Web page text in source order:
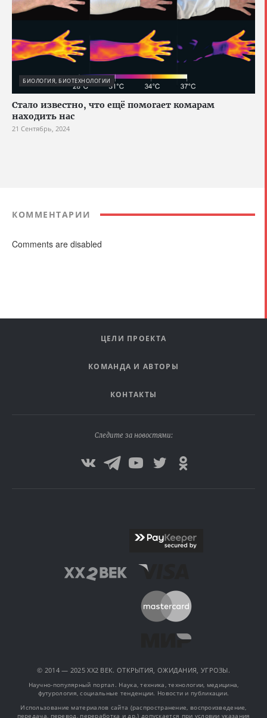
БИОЛОГИЯ, БИОТЕХНОЛОГИИ
Стало известно, что ещё помогает комарам
находить нас
21 Сентябрь, 2024
КОММЕНТАРИИ
Comments are disabled
ЦЕЛИ ПРОЕКТА
КОМАНДА И АВТОРЫ
КОНТАКТЫ
Следите за новостями:
© 2014 — 2025 XX2 ВЕК. ОТКРЫТИЯ, ОЖИДАНИЯ, УГРОЗЫ.
Научно-популярный портал. Наука, техника, технологии, медицина,
футурология, социальные тенденции. Новости и публикации.
Использование материалов сайта (распространение, воспроизведение,
передача, перевод, переработка и др.) допускается при условии указания